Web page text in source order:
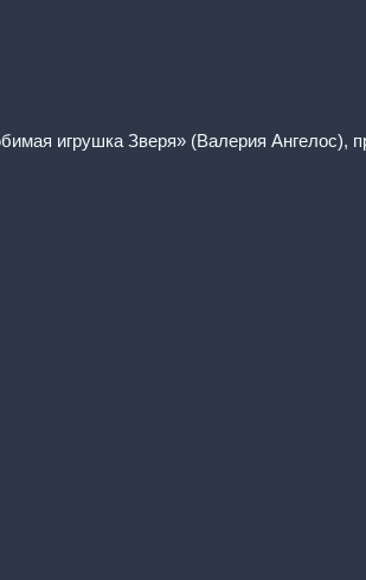
игрушка Зверя» (Валерия Ангелос),